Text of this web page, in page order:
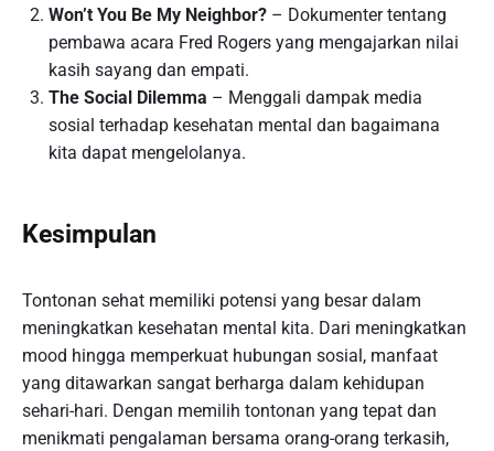
Won’t You Be My Neighbor? – Dokumenter tentang
pembawa acara Fred Rogers yang mengajarkan nilai
kasih sayang dan empati.
The Social Dilemma – Menggali dampak media
sosial terhadap kesehatan mental dan bagaimana
kita dapat mengelolanya.
Kesimpulan
Tontonan sehat memiliki potensi yang besar dalam
meningkatkan kesehatan mental kita. Dari meningkatkan
mood hingga memperkuat hubungan sosial, manfaat
yang ditawarkan sangat berharga dalam kehidupan
sehari-hari. Dengan memilih tontonan yang tepat dan
menikmati pengalaman bersama orang-orang terkasih,